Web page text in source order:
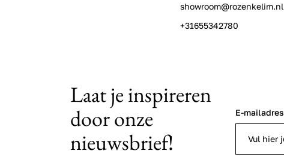
showroom@rozenkelim.nl
+31655342780
Laat je inspireren
door onze
nieuwsbrief!
E-mailadres